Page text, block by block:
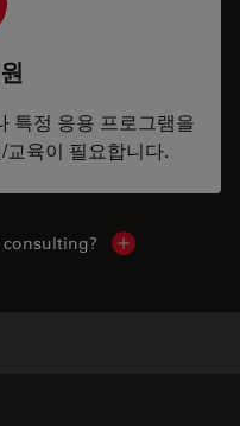
특정 응용 프로그램을
육이 필요합니다.
Show local